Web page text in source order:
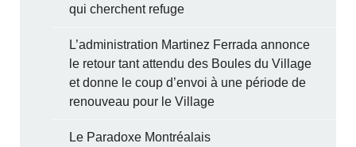
qui cherchent refuge
L’administration Martinez Ferrada annonce
le retour tant attendu des Boules du Village
et donne le coup d’envoi à une période de
renouveau pour le Village
Le Paradoxe Montréalais